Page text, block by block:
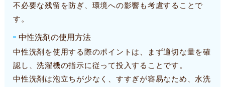
不必要な残留を防ぎ、環境への影響も考慮することで
す。
中性洗剤の使用方法
中性洗剤を使用する際のポイントは、まず適切な量を確
認し、洗濯機の指示に従って投入することです。
中性洗剤は泡立ちが少なく、すすぎが容易なため、水洗